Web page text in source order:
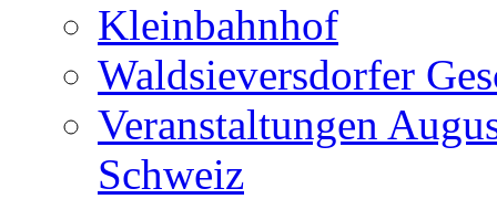
Kleinbahnhof
Waldsieversdorfer
Veranstaltungen
Schweiz